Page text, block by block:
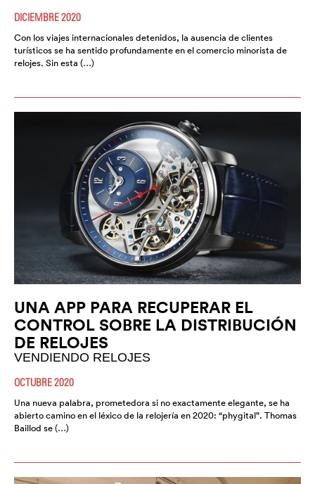
DICIEMBRE 2020
Con los viajes internacionales detenidos, la ausencia de clientes
turísticos se ha sentido profundamente en el comercio minorista de
relojes. Sin esta (…)
UNA APP PARA RECUPERAR EL
CONTROL SOBRE LA DISTRIBUCIÓN
DE RELOJES
VENDIENDO RELOJES
OCTUBRE 2020
Una nueva palabra, prometedora si no exactamente elegante, se ha
abierto camino en el léxico de la relojería en 2020: “phygital”. Thomas
Baillod se (…)